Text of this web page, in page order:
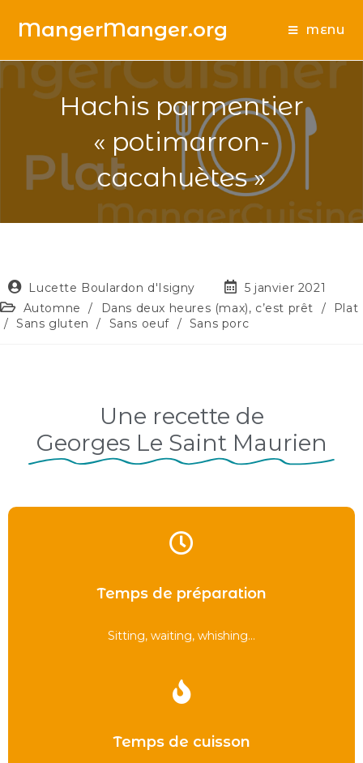
MangerManger.org MENU
Hachis parmentier
« potimarron-
cacahuètes »
Lucette Boulardon d'Isigny
5 janvier 2021
Automne
/ Dans deux heures (max), c’est prêt /
Plat
/ Sans gluten / Sans oeuf / Sans porc
Une recette de
Georges Le Saint Maurien
Temps de préparation
Sitting, waiting, whishing...
Temps de cuisson